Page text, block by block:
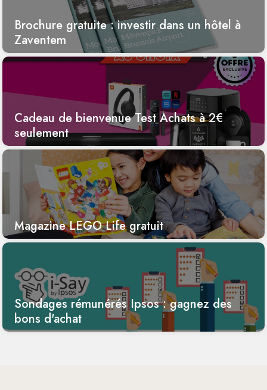
Brochure gratuite : investir dans un hôtel à
Zaventem
Cadeau de bienvenue Test Achats à 2€
seulement
Magazine LEGO Life gratuit
Sondages rémunérés Ipsos : gagnez des
bons d'achat